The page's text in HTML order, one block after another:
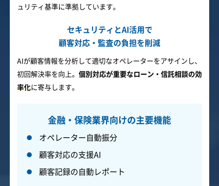
ュリティ基準に準拠しています。
セキュリティとAI活用で
顧客対応・監査の負担を削減
AIが顧客情報を分析して適切なオペレーターをアサインし、
初回解決率を向上。 個別対応が重要なローン・信託相談の効
率化に寄与します。
金融・保険業界向けの主要機能
オペレーター自動振分
顧客対応の支援AI
顧客記録の自動レポート